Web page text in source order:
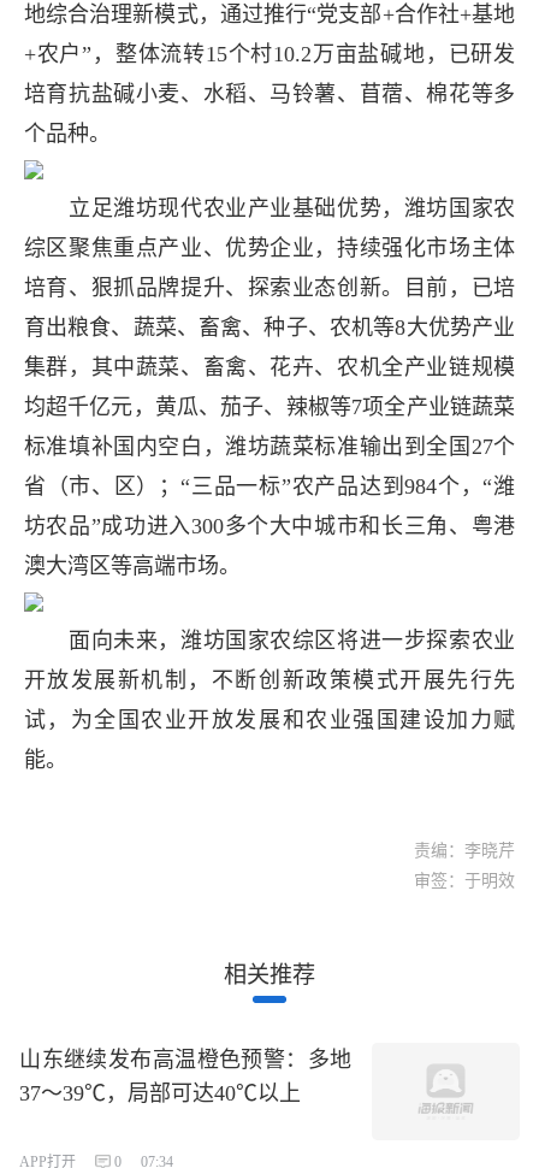
地综合治理新模式，通过推行“党支部+合作社+基地
+农户”，整体流转15个村10.2万亩盐碱地，已研发
培育抗盐碱小麦、水稻、马铃薯、苜蓿、棉花等多
个品种。
立足潍坊现代农业产业基础优势，潍坊国家农
综区聚焦重点产业、优势企业，持续强化市场主体
培育、狠抓品牌提升、探索业态创新。目前，已培
育出粮食、蔬菜、畜禽、种子、农机等8大优势产业
集群，其中蔬菜、畜禽、花卉、农机全产业链规模
均超千亿元，黄瓜、茄子、辣椒等7项全产业链蔬菜
标准填补国内空白，潍坊蔬菜标准输出到全国27个
省（市、区）；“三品一标”农产品达到984个，“潍
坊农品”成功进入300多个大中城市和长三角、粤港
澳大湾区等高端市场。
面向未来，潍坊国家农综区将进一步探索农业
开放发展新机制，不断创新政策模式开展先行先
试，为全国农业开放发展和农业强国建设加力赋
能。
责编：李晓芹
审签：于明效
相关推荐
山东继续发布高温橙色预警：多地
37～39℃，局部可达40℃以上
APP打开 0 07:34